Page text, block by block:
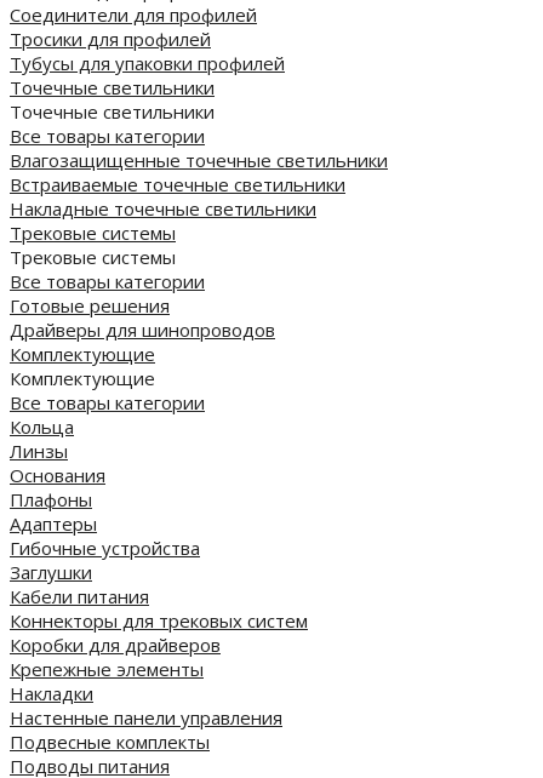
Соединители для профилей
Тросики для профилей
Тубусы для упаковки профилей
Точечные светильники
Точечные светильники
Все товары категории
Влагозащищенные точечные светильники
Встраиваемые точечные светильники
Накладные точечные светильники
Трековые системы
Трековые системы
Все товары категории
Готовые решения
Драйверы для шинопроводов
Комплектующие
Комплектующие
Все товары категории
Кольца
Линзы
Основания
Плафоны
Адаптеры
Гибочные устройства
Заглушки
Кабели питания
Коннекторы для трековых систем
Коробки для драйверов
Крепежные элементы
Накладки
Настенные панели управления
Подвесные комплекты
Подводы питания